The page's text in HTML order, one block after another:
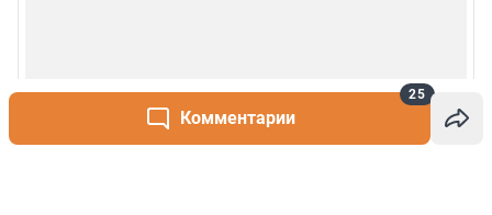
Комментарии
25